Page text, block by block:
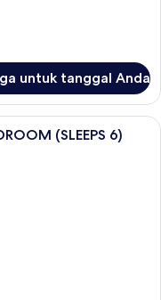
untuk tanggal Anda
(SLEEPS 6)